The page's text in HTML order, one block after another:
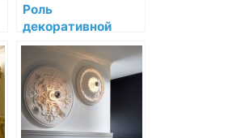
Роль
декоративной
лепнины в
барочном стиле:
преображение
интерьера